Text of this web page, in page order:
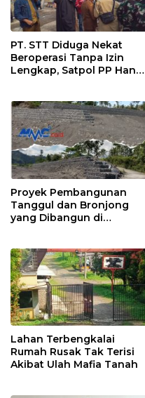
PT. STT Diduga Nekat
Beroperasi Tanpa Izin
Lengkap, Satpol PP Hanya
Proyek Pembangunan
Tanggul dan Bronjong
yang Dibangun di
Lahan Terbengkalai
Rumah Rusak Tak Terisi
Akibat Ulah Mafia Tanah